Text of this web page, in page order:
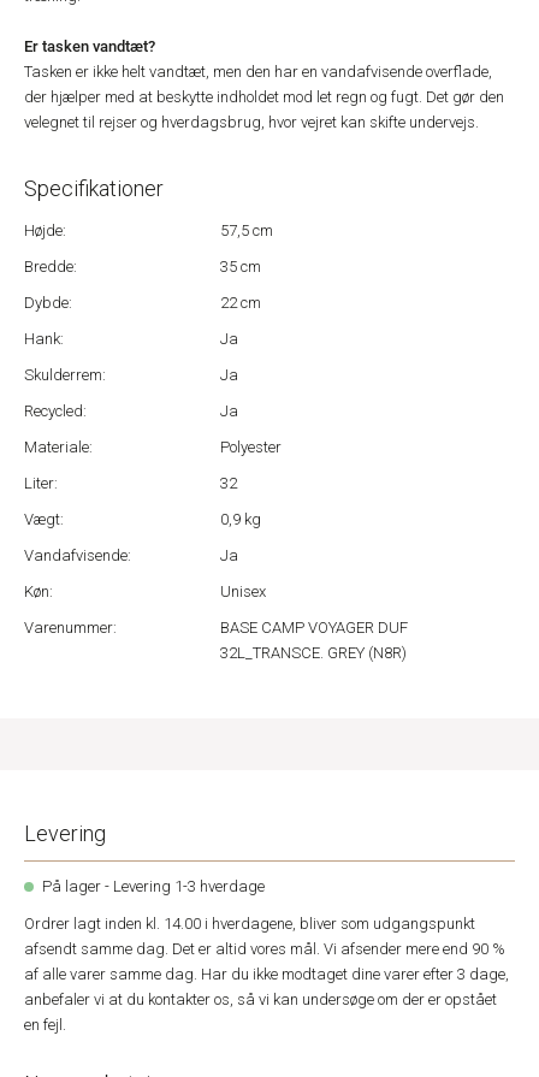
Er tasken vandtæt?
Tasken er ikke helt vandtæt, men den har en vandafvisende overflade,
der hjælper med at beskytte indholdet mod let regn og fugt. Det gør den
velegnet til rejser og hverdagsbrug, hvor vejret kan skifte undervejs.
Specifikationer
Højde:
57,5 cm
Bredde:
35 cm
Dybde:
22 cm
Hank:
Ja
Skulderrem:
Ja
Recycled:
Ja
Materiale:
Polyester
Liter:
32
Vægt:
0,9 kg
Vandafvisende:
Ja
Køn:
Unisex
Varenummer:
BASE CAMP VOYAGER DUF
32L_TRANSCE. GREY (N8R)
Levering
På lager - Levering 1-3 hverdage
Ordrer lagt inden kl. 14.00 i hverdagene, bliver som udgangspunkt
afsendt samme dag. Det er altid vores mål. Vi afsender mere end 90 %
af alle varer samme dag. Har du ikke modtaget dine varer efter 3 dage,
anbefaler vi at du kontakter os, så vi kan undersøge om der er opstået
en fejl.